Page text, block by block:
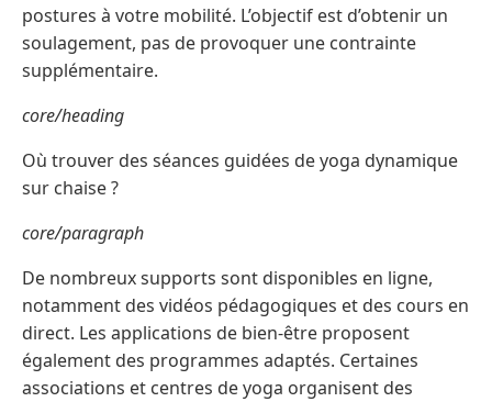
postures à votre mobilité. L’objectif est d’obtenir un
soulagement, pas de provoquer une contrainte
supplémentaire.
core/heading
Où trouver des séances guidées de yoga dynamique
sur chaise ?
core/paragraph
De nombreux supports sont disponibles en ligne,
notamment des vidéos pédagogiques et des cours en
direct. Les applications de bien-être proposent
également des programmes adaptés. Certaines
associations et centres de yoga organisent des